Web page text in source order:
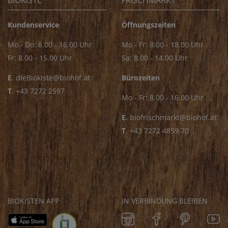
Kundenservice
Mo - Do: 8.00 - 16.00 Uhr
Fr: 8.00 - 15.00 Uhr
E. dieBiokiste@biohof.at
T. +43 7272 2597
Öffnungszeiten
Mo - Fr: 8.00 - 18.00 Uhr
Sa: 8.00 - 14.00 Uhr
Bürozeiten
Mo - Fr: 8.00 - 16.00 Uhr
E. biofrischmarkt@biohof.at
T. +43 7272 4859 70
BIOKISTEN APP IN VERBINDUNG BLEIBEN